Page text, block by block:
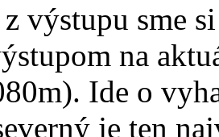
výstupu sme
na
Ide o
je ten